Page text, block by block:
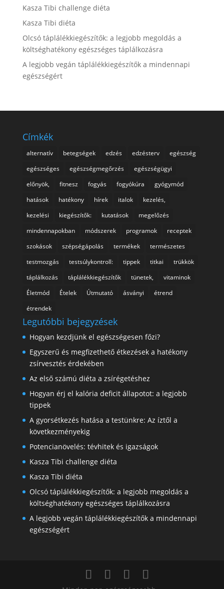
Kasza Tibi challenge diéta
Kasza Tibi diéta
Olcsó táplálékkiegészítők: a legjobb megoldás a
költséghatékony egészséges táplálkozásra
A legjobb vegán táplálékkiegészítők a mindennapi
egészségért
Címkék
alternatív betegségek edzés edzésterv
egészség
egészséges
egészségmegőrzés
egészségügyi
előnyök,
fitnesz fogyás fogyókúra
gyógymód
hatások
hatékony hírek italok
kezelés,
kezelési
kiegészítők: kutatások
megelőzés
mindennapokban
módszerek programok
receptek
szokások
szépségápolás termékek
természetes
testmozgás
testsúlykontroll: tippek titkai
trükkök
táplálkozás
táplálékkiegészítők tünetek,
vitaminok
Életmód
Ételek Útmutató ásványi
étrend
étrendek
Legutóbbi bejegyzések
Hogyan kezdjünk el egészségesen főzi?
Egyszerű és megfizethető étkezések a hatékony
zsírvesztés érdekében
Az első számú diéta a zsírégetéshez
Hogyan érj el kalória deficit állapotot: a legjobb
tippek
A gyorsétkezés hatása a testünkre: Az íztől a
következményekig
Potencianövelés: tévhitek és igazságok
Kasza Tibi challenge diéta
Kasza Tibi diéta
Olcsó táplálékkiegészítők: a legjobb megoldás a
költséghatékony egészséges táplálkozásra
A legjobb vegán táplálékkiegészítők a mindennapi
egészségért